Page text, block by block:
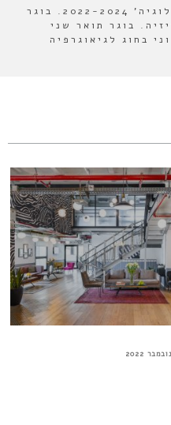
עורך מדור ספרים ב'אורבנולוגיה' 2022-2024. בוגר
בוגר תואר שני
בחוג לגיאוגרפיה